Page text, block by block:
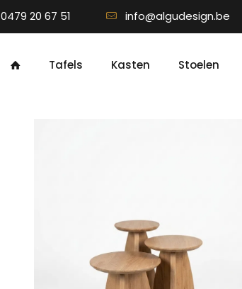
0479 20 67 51 info@algudesign.be
Tafels Kasten Stoelen